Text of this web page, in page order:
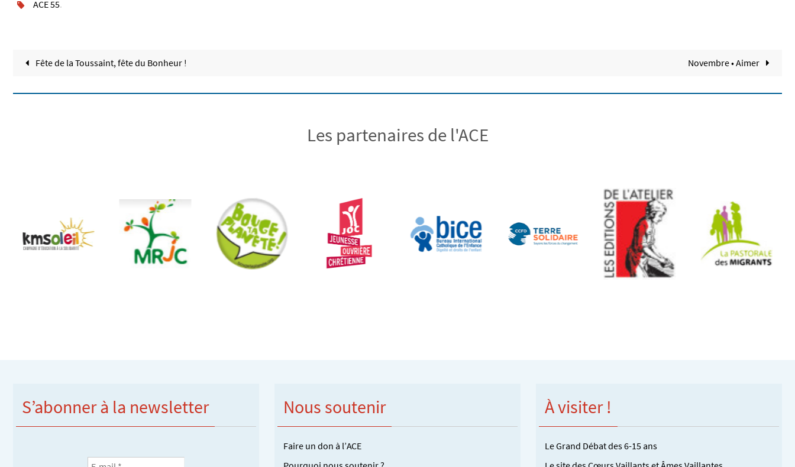
ACE 55.
Fête de la Toussaint, fête du Bonheur ! Novembre • Aimer
Les partenaires de l'ACE
S’abonner à la newsletter Nous soutenir
Faire un don à l’ACE
À visiter !
Le Grand Débat des 6-15 ans